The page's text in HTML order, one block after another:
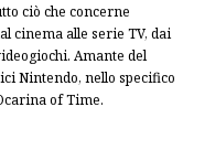
ciò che concerne
cinema alle serie TV, dai
Amante del
Nintendo, nello specifico
of Time.